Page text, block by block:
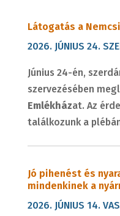
Látogatás a
2026. JÚNIUS 24.
Június 24-én,
szervezésében
Emlékházat. Az
találkozunk a
Jó pihenést és
mindenkinek a
2026. JÚNIUS 14.